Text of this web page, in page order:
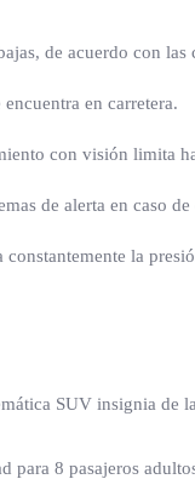
de acuerdo con
en carretera.
con visión limita
de alerta en caso de
la
8 pasajeros